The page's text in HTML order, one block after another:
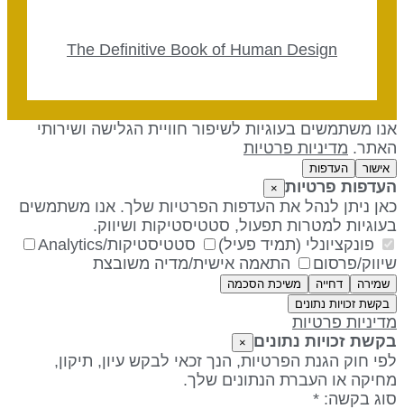
The Definitive Book of Human Design
משתמשים בעוגיות לשיפור חוויית הגלישה ושירותי
מדיניות פרטיות
אישור העדפות
פרטיות ×
ניתן לנהל את העדפות הפרטיות שלך. אנו משתמשים
למטרות תפעול, סטטיסטיקות ושיווק.
פונקציונלי (תמיד פעיל)
סטטיסטיקות/Analytics
פרסום
התאמה אישית/מדיה משובצת
שמירה דחייה
משיכת הסכמה
בקשת זכויות נתונים
פרטיות
זכויות נתונים
חוק הגנת הפרטיות, הנך זכאי לבקש עיון, תיקון,
או העברת הנתונים שלך.
בקשה: *